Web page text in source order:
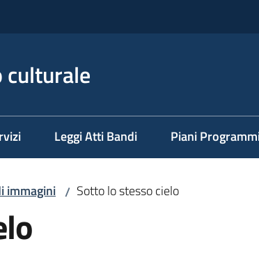
Leggi Atti Bandi Piani
immagini / Sotto lo stesso cielo